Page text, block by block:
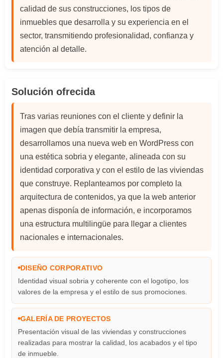
calidad de sus construcciones, los tipos de
inmuebles que desarrolla y su experiencia en el
sector, transmitiendo profesionalidad, confianza y
atención al detalle.
Solución ofrecida
Tras varias reuniones con el cliente y definir la
imagen que debía transmitir la empresa,
desarrollamos una nueva web en WordPress con
una estética sobria y elegante, alineada con su
identidad corporativa y con el estilo de las viviendas
que construye. Replanteamos por completo la
arquitectura de contenidos, ya que la web anterior
apenas disponía de información, e incorporamos
una estructura multilingüe para llegar a clientes
nacionales e internacionales.
DISEÑO CORPORATIVO
Identidad visual sobria y coherente con el logotipo, los
valores de la empresa y el estilo de sus promociones.
GALERÍA DE PROYECTOS
Presentación visual de las viviendas y construcciones
realizadas para mostrar la calidad, los acabados y el tipo
de inmueble.